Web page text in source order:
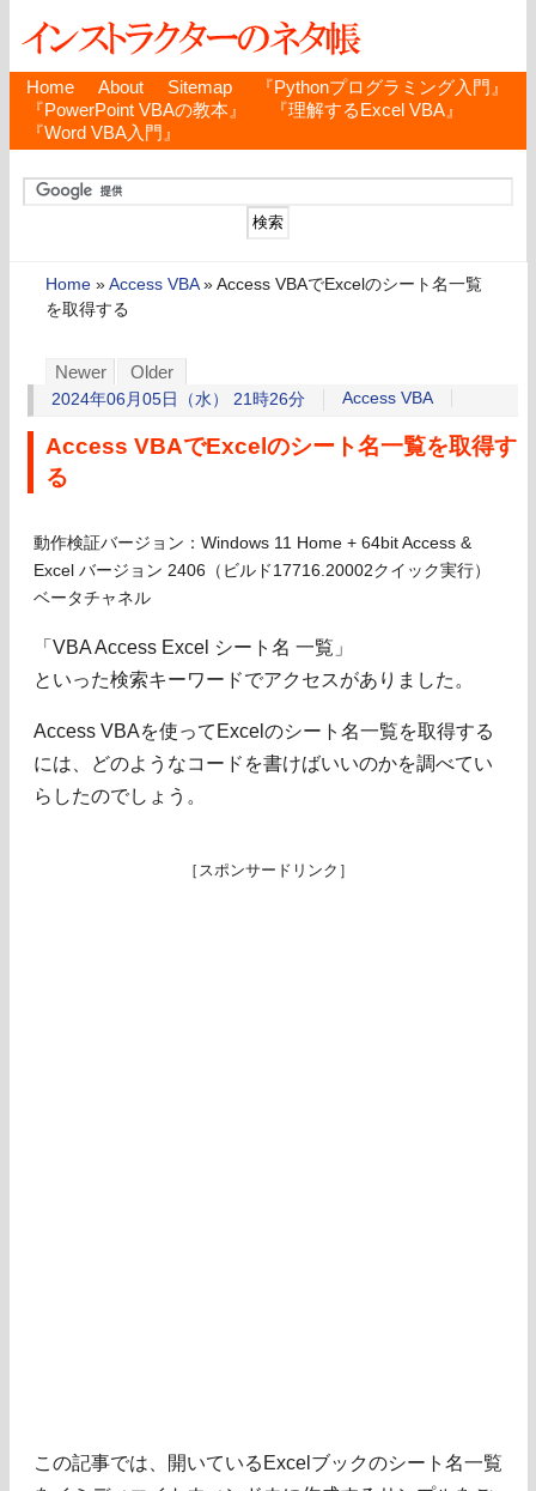
Home About Sitemap
『Pythonプログラミング入門』
『PowerPoint VBAの教本』
『理解するExcel VBA』
『Word VBA入門』
Home » Access VBA» Access VBAでExcelのシート名一覧
を取得する
Newer Older
2024年06月05日（水） 21時26分 Access VBA
Access VBAでExcelのシート名一覧を取得す
る
動作検証バージョン：Windows 11 Home + 64bit Access &
Excel バージョン 2406（ビルド17716.20002クイック実行）
ベータチャネル
「VBA Access Excel シート名 一覧」
といった検索キーワードでアクセスがありました。
Access VBAを使ってExcelのシート名一覧を取得する
には、どのようなコードを書けばいいのかを調べてい
らしたのでしょう。
［スポンサードリンク］
この記事では、開いているExcelブックのシート名一覧